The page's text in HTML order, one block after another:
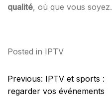
qualité, où que vous soyez.
Posted in IPTV
Post
navigation
Previous: IPTV et sports :
regarder vos événements